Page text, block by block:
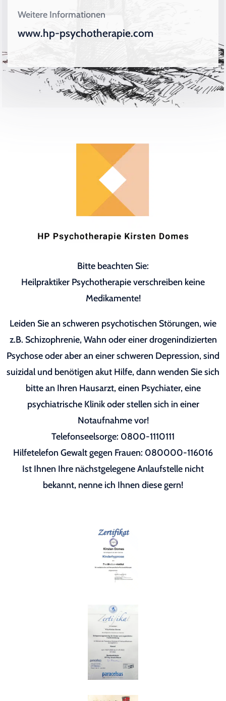
Weitere Informationen
www.hp-psychotherapie.com
Bitte beachten Sie:
Heilpraktiker Psychotherapie verschreiben keine
Medikamente!
Leiden Sie an schweren psychotischen Störungen, wie
z.B. Schizophrenie, Wahn oder einer drogenindizierten
Psychose oder aber an einer schweren Depression, sind
suizidal und benötigen akut Hilfe, dann wenden Sie sich
bitte an Ihren Hausarzt, einen Psychiater, eine
psychiatrische Klinik oder stellen sich in einer
Notaufnahme vor!
Telefonseelsorge: 0800-1110111
Hilfetelefon Gewalt gegen Frauen: 080000-116016
Ist Ihnen Ihre nächstgelegene Anlaufstelle nicht
bekannt, nenne ich Ihnen diese gern!